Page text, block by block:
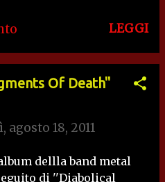
LEGGI
Of Death''
agosto 18, 2011
dellla band metal
di ''Diabolical